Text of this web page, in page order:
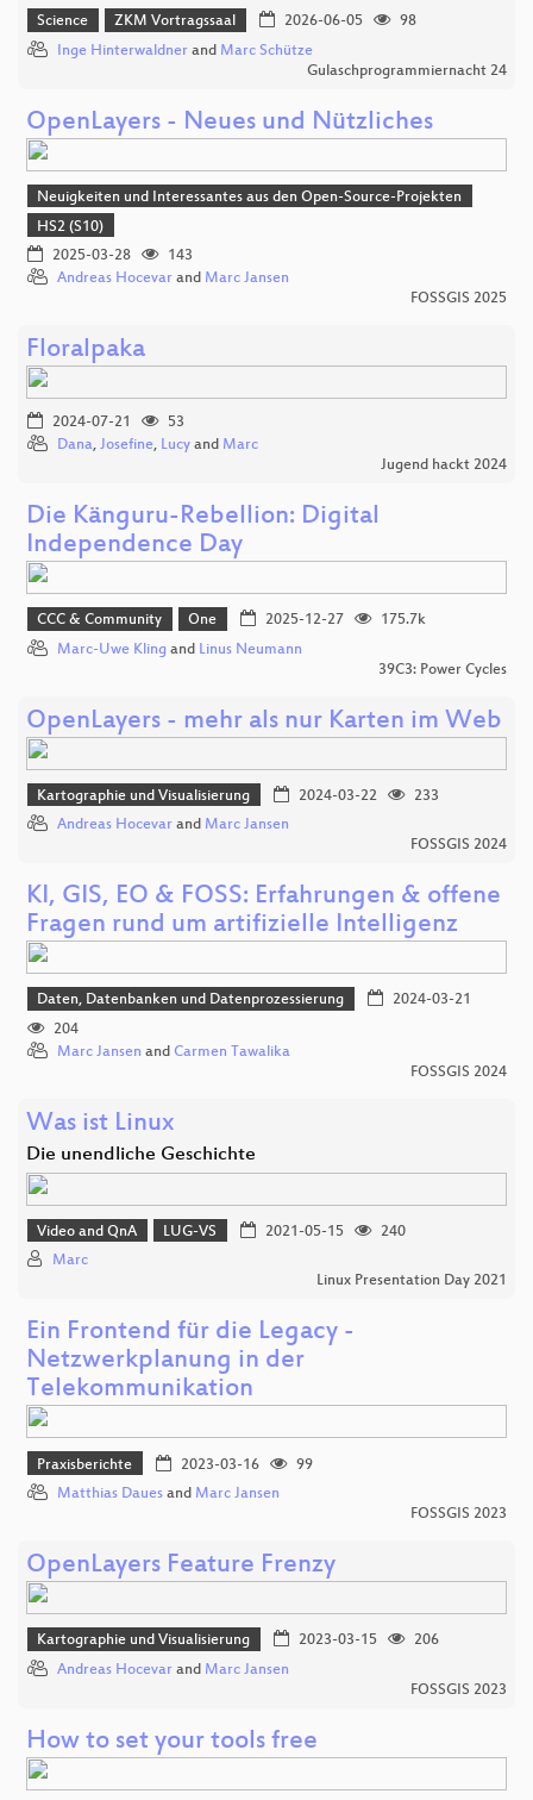
Science ZKM Vortragssaal 2026-06-05
98
Inge Hinterwaldner and Marc Schütze
Gulaschprogrammiernacht 24
OpenLayers - Neues und Nützliches
Neuigkeiten und Interessantes aus den Open-Source-Projekten
HS2 (S10)
2025-03-28
143
Andreas Hocevar and Marc Jansen
FOSSGIS 2025
Floralpaka
2024-07-21
53
Dana, Josefine, Lucy and Marc
Jugend hackt 2024
Die Känguru-Rebellion: Digital
Independence Day
CCC & Community One 2025-12-27
175.7k
Marc-Uwe Kling and Linus Neumann
39C3: Power Cycles
OpenLayers - mehr als nur Karten im Web
Kartographie und Visualisierung 2024-03-22
233
Andreas Hocevar and Marc Jansen
FOSSGIS 2024
KI, GIS, EO & FOSS: Erfahrungen & offene
Fragen rund um artifizielle Intelligenz
Daten, Datenbanken und Datenprozessierung
2024-03-21
204
Marc Jansen and Carmen Tawalika
FOSSGIS 2024
Was ist Linux
Die unendliche Geschichte
Video and QnA LUG-VS 2021-05-15
240
Marc
Linux Presentation Day 2021
Ein Frontend für die Legacy -
Netzwerkplanung in der
Telekommunikation
Praxisberichte 2023-03-16
99
Matthias Daues and Marc Jansen
FOSSGIS 2023
OpenLayers Feature Frenzy
Kartographie und Visualisierung 2023-03-15
206
Andreas Hocevar and Marc Jansen
FOSSGIS 2023
How to set your tools free